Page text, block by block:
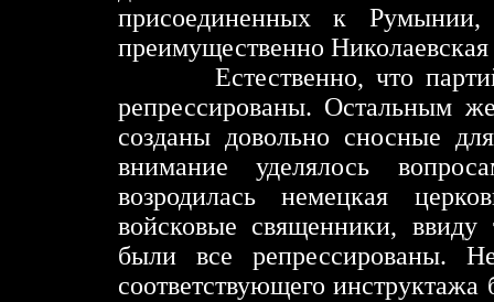
присоединенных к
преимущественно
Естественно, что
репрессированы. Остальным
созданы довольно сносные
внимание уделялось
возродилась немецкая
войсковые священники,
были все репрессированы.
соответствующего